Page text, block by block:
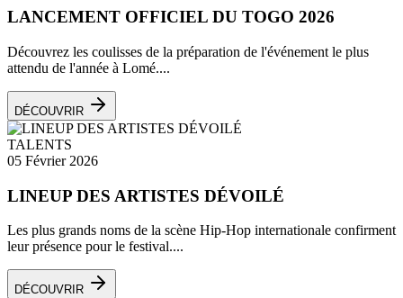
LANCEMENT OFFICIEL DU TOGO 2026
Découvrez les coulisses de la préparation de l'événement le plus
attendu de l'année à Lomé....
DÉCOUVRIR
TALENTS
05 Février 2026
LINEUP DES ARTISTES DÉVOILÉ
Les plus grands noms de la scène Hip-Hop internationale confirment
leur présence pour le festival....
DÉCOUVRIR